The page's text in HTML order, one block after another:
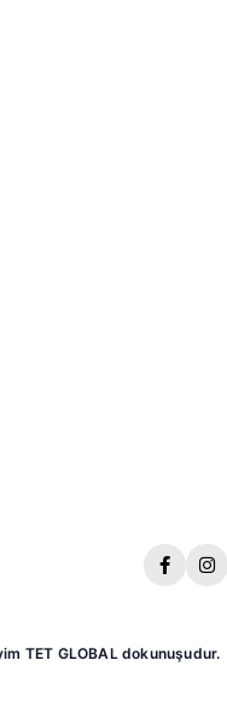
TET GLOBAL dokunuşudur.